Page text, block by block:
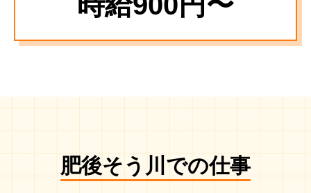
肥後そう川での仕事